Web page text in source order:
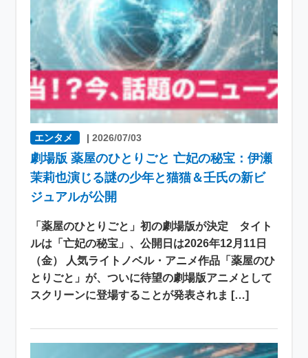
エンタメ |2026/07/03
劇場版 薬屋のひとりごと 亡妃の秘宝：伊瀬
茉莉也演じる謎の少年と猫猫＆壬氏の新ビ
ジュアルが公開
「薬屋のひとりごと」初の劇場版が決定 タイト
ルは「亡妃の秘宝」、公開日は2026年12月11日
（金） 人気ライトノベル・アニメ作品「薬屋のひ
とりごと」が、ついに待望の劇場版アニメとして
スクリーンに登場することが発表されま […]